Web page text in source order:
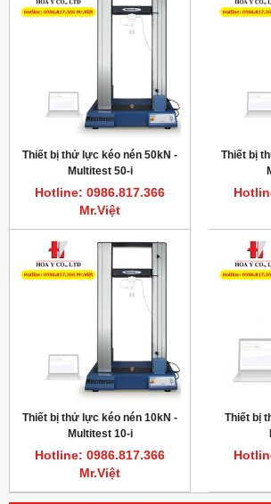
Thiết bị thử lực kéo nén 50kN -
Multitest 50-i
Hotline: 0986.817.366
Mr.Việt
Thiết bị
Thiết bị thử lực kéo nén 10kN -
Multitest 10-i
Hotline: 0986.817.366
Mr.Việt
Thiết bị